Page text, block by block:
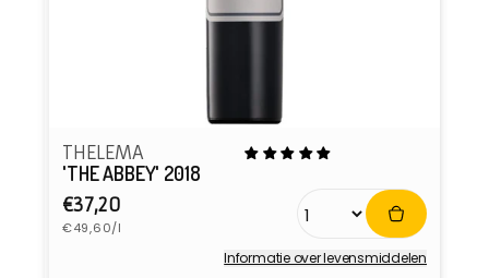
THELEMA
'THE ABBEY' 2018
Normale
prijs
€37,20
Eenheidsprijs
€49,60/l
Informatie over levensmiddelen